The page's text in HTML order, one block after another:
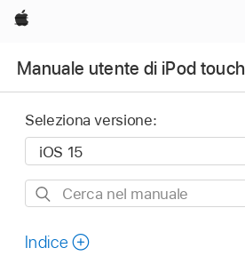
Apple
Manuale utente di iPod touch
Seleziona versione:
Cerca
manuale
Indice